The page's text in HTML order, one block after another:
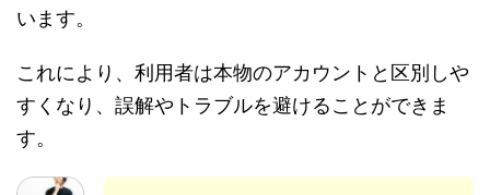
います。
これにより、利用者は本物のアカウントと区別しや
すくなり、誤解やトラブルを避けることができま
す。